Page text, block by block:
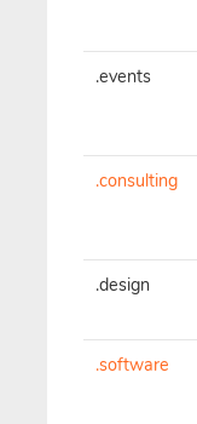
.events
.consulting
.design
.software